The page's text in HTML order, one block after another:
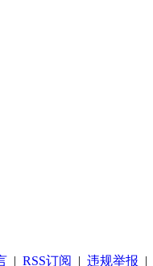
| RSS订阅 | 违规举报 |